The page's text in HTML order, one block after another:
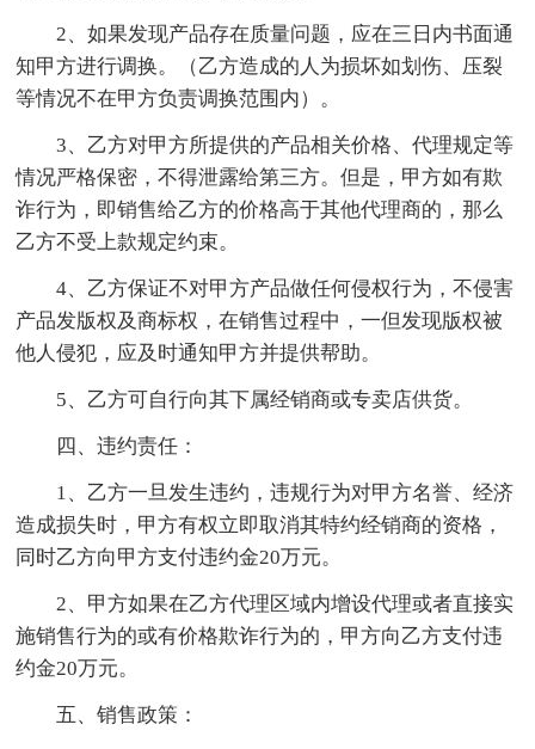
2、如果发现产品存在质量问题，应在三日内书面通
知甲方进行调换。（乙方造成的人为损坏如划伤、压裂
等情况不在甲方负责调换范围内）。
3、乙方对甲方所提供的产品相关价格、代理规定等
情况严格保密，不得泄露给第三方。但是，甲方如有欺
诈行为，即销售给乙方的价格高于其他代理商的，那么
乙方不受上款规定约束。
4、乙方保证不对甲方产品做任何侵权行为，不侵害
产品发版权及商标权，在销售过程中，一但发现版权被
他人侵犯，应及时通知甲方并提供帮助。
5、乙方可自行向其下属经销商或专卖店供货。
四、违约责任：
1、乙方一旦发生违约，违规行为对甲方名誉、经济
造成损失时，甲方有权立即取消其特约经销商的资格，
同时乙方向甲方支付违约金20万元。
2、甲方如果在乙方代理区域内增设代理或者直接实
施销售行为的或有价格欺诈行为的，甲方向乙方支付违
约金20万元。
五、销售政策：